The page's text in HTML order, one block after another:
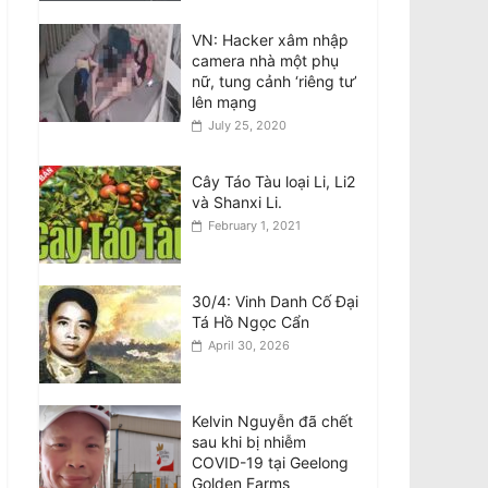
Bài Phản Biện Về Thông
Báo ngày 7/8 của Ô.
Nguyễn Quang Duy:
Sự Nguyện Biện Và
Hành Vi Vu Khống Hàm
August 8, 2026
Tân BCH CĐNVTD-VIC:
VN: Hacker xâm nhập
camera nhà một phụ
nữ, tung cảnh ‘riêng tư’
lên mạng
July 25, 2020
Cây Táo Tàu loại Li, Li2
và Shanxi Li.
February 1, 2021
30/4: Vinh Danh Cố Đại
Tá Hồ Ngọc Cẩn
April 30, 2026
Kelvin Nguyễn đã chết
sau khi bị nhiễm
COVID-19 tại Geelong
Golden Farms